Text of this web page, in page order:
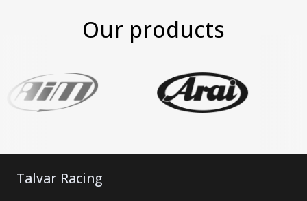
Our products
Talvar Racing